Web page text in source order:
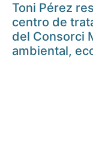
Toni Pérez
centro de
del Consorci
ambiental,